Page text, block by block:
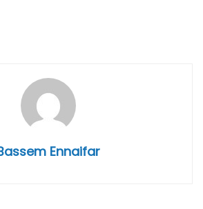
Ennaifar